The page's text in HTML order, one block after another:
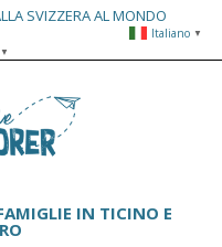
SVIZZERA AL MONDO
▼
IN TICINO E
Italiano ▼